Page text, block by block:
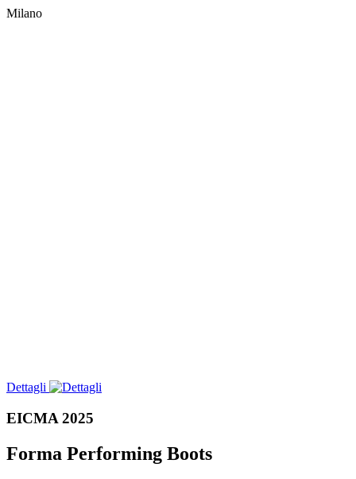
Milano
Dettagli
EICMA 2025
Forma Performing Boots